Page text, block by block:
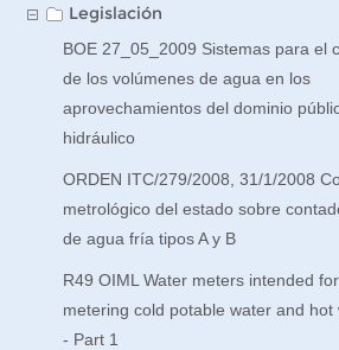
Legislación
BOE 27_05_2009 Sistemas para el
de los volúmenes de agua en los
aprovechamientos del dominio
hidráulico
ORDEN ITC/279/2008, 31/1/2008
metrológico del estado sobre
de agua fría tipos A y B
R49 OIML Water meters intended
metering cold potable water and hot
- Part 1